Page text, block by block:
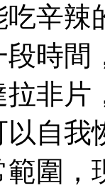
辛辣
時
非
以自
圍，